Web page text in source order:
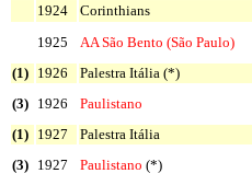
1924
Corinthians
1925
AA São Bento (São Paulo)
(1) 1926 Palestra Itália (*)
(3) 1926 Paulistano
(1) 1927 Palestra Itália
(3) 1927 Paulistano (*)